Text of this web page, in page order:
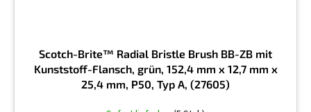
Scotch-Brite™ Radial Bristle Brush BB-ZB mit
Kunststoff-Flansch, grün, 152,4 mm x 12,7 mm x
25,4 mm, P50, Typ A, (27605)